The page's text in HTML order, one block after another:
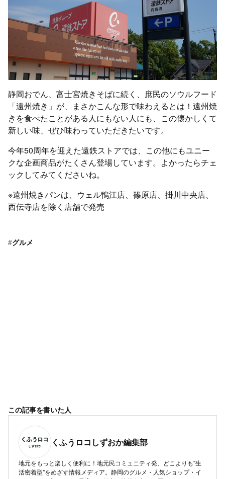
静岡おでん、富士宮焼きそばに続く、庶民のソウルフード
「遠州焼き」が、まさかこんな形で味わえるとは！遠州焼
きを食べたことがある人にもない人にも、この懐かしくて
新しい味、ぜひ味わっていただきたいです。
今年50周年を迎えた遠鉄ストアでは、この他にもユニー
クな企画商品がたくさん登場しています。よかったらチェ
ックしてみてくださいね。
※遠州焼きパンは、ウェル鴨江店、篠原店、掛川中央店、
西伝寺店を除く店舗で発売
#グルメ
この記事を書いた人
くふうロコしずおか編集部
地元をもっと楽しく便利に！地元民コミュニティ発、どこよりも"生
活密着型"をめざす情報メディア。静岡のグルメ・人気ショップ・イ